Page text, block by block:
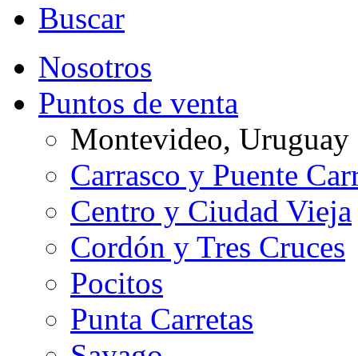
Buscar
Nosotros
Puntos de venta
Montevideo, Uruguay
Carrasco y Puente
Centro y Ciudad Vieja
Cordón y Tres Cruces
Pocitos
Punta Carretas